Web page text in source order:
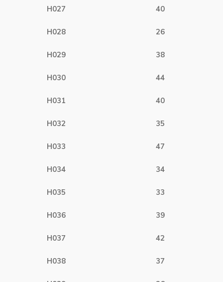
H027 40
H028 26
H029 38
H030 44
H031 40
H032 35
H033 47
H034 34
H035 33
H036 39
H037 42
H038 37